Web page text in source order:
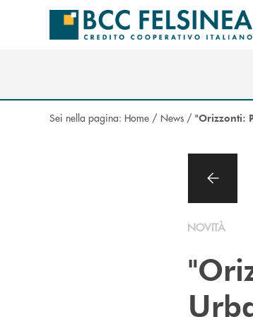
Salta al contenuto principale
Sei nella pagina: Home / News / "Orizzonti:
NOVITÀ